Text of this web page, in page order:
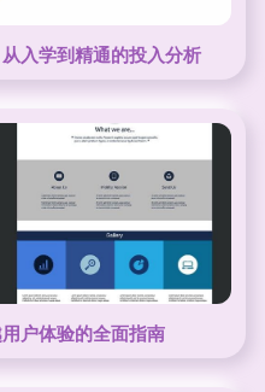
入学到精通的投入分析
户体验的全面指南